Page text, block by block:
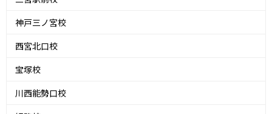
神戸三ノ宮校
西宮北口校
宝塚校
川西能勢口校